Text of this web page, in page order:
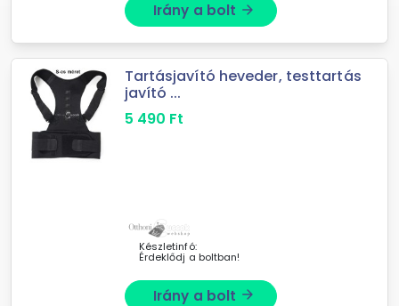
Irány a bolt arrow_forward
Tartásjavító heveder, testtartás
javító ...
5 490 Ft
Készletinfó:
Érdeklődj a boltban!
Irány a bolt arrow_forward